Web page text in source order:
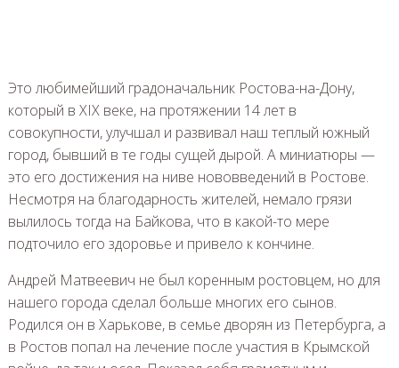
Это любимейший градоначальник Ростова-на-Дону,
который в XIX веке, на протяжении 14 лет в
совокупности, улучшал и развивал наш теплый южный
город, бывший в те годы сущей дырой. А миниатюры —
это его достижения на ниве нововведений в Ростове.
Несмотря на благодарность жителей, немало грязи
вылилось тогда на Байкова, что в какой-то мере
подточило его здоровье и привело к кончине.
Андрей Матвеевич не был коренным ростовцем, но для
нашего города сделал больше многих его сынов.
Родился он в Харькове, в семье дворян из Петербурга, а
в Ростов попал на лечение после участия в Крымской